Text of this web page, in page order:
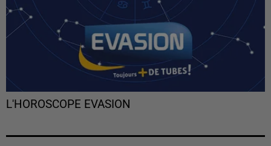
L'HOROSCOPE EVASION